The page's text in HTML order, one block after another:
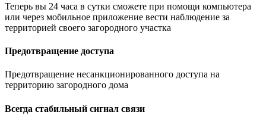
Теперь вы 24 часа в сутки сможете при помощи компьютера
или через мобильное приложение вести наблюдение за
территорией своего загородного участка
Предотвращение доступа
Предотвращение несанкционированного доступа на
территорию загородного дома
Всегда стабильный сигнал связи